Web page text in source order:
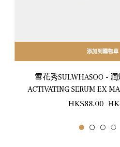
添加到購物車
雪花秀SULWHASOO - 潤
ACTIVATING SERUM EX
正
HK$88.00